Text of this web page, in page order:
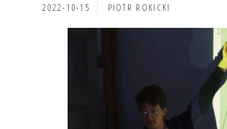
2022-10-15 PIOTR ROKICKI